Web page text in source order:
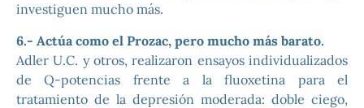
investiguen mucho más.
6.- Actúa como el Prozac, pero mucho más barato.
Adler U.C. y otros, realizaron ensayos individualizados
de Q-potencias frente a la fluoxetina para el
tratamiento de la depresión moderada: doble ciego,